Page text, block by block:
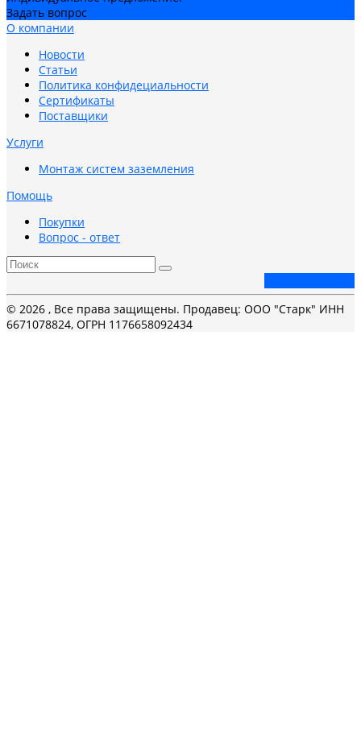
Задать вопрос
О компании
Новости
Статьи
Политика конфидециальности
Сертификаты
Поставщики
Услуги
Монтаж систем заземления
Помощь
Покупки
Вопрос - ответ
© 2026 , Все права защищены. Продавец: ООО "Старк" ИНН
6671078824, ОГРН 1176658092434